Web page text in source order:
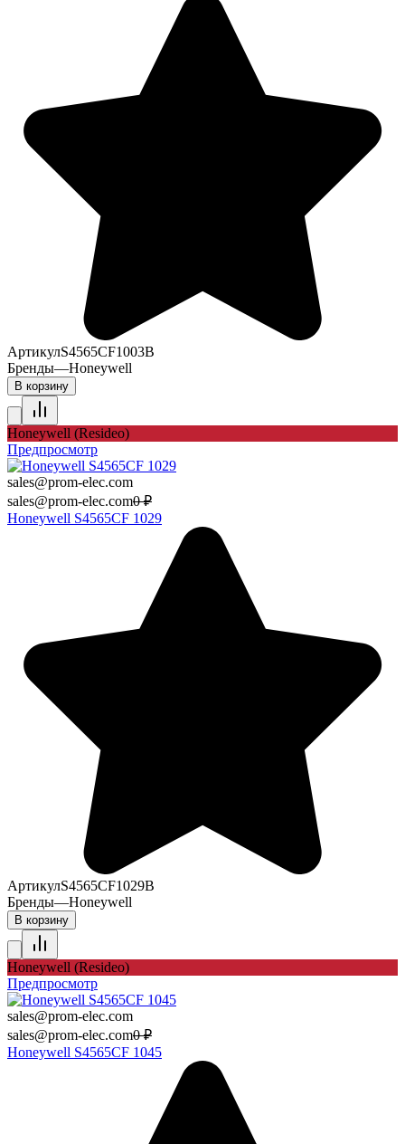
АртикулS4565CF1003B
Бренды—Honeywell
В корзину
Honeywell (Resideo)
Предпросмотр
sales@prom-elec.com
sales@prom-elec.com0 ₽
Honeywell S4565CF 1029
АртикулS4565CF1029B
Бренды—Honeywell
В корзину
Honeywell (Resideo)
Предпросмотр
sales@prom-elec.com
sales@prom-elec.com0 ₽
Honeywell S4565CF 1045